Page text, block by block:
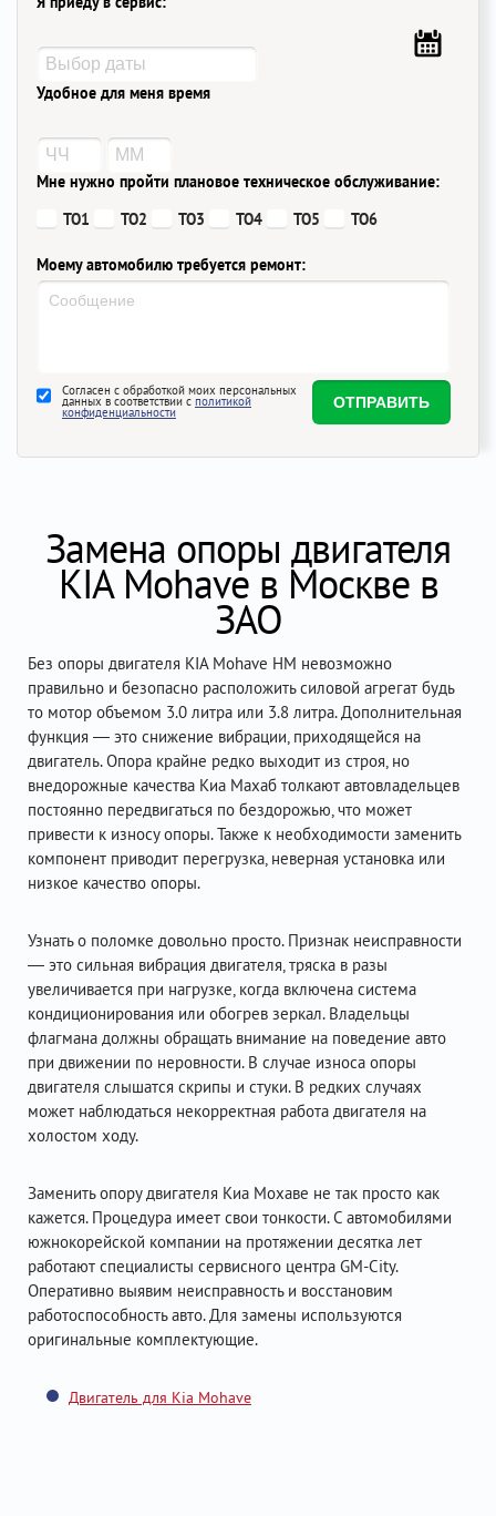
Удобное для меня время
Мне нужно пройти плановое техническое обслуживание:
ТО1
ТО2 ТО3 ТО4 ТО5 ТО6
Моему автомобилю требуется ремонт:
Согласен с обработкой моих персональных
данных в соответствии с политикой
конфиденциальности
Замена опоры двигателя
KIA Mohave в Москве в
ЗАО
Без опоры двигателя KIA Mohave HM невозможно
правильно и безопасно расположить силовой агрегат будь
то мотор объемом 3.0 литра или 3.8 литра. Дополнительная
функция — это снижение вибрации, приходящейся на
двигатель. Опора крайне редко выходит из строя, но
внедорожные качества Киа Махаб толкают автовладельцев
постоянно передвигаться по бездорожью, что может
привести к износу опоры. Также к необходимости заменить
компонент приводит перегрузка, неверная установка или
низкое качество опоры.
Узнать о поломке довольно просто. Признак неисправности
— это сильная вибрация двигателя, тряска в разы
увеличивается при нагрузке, когда включена система
кондиционирования или обогрев зеркал. Владельцы
флагмана должны обращать внимание на поведение авто
при движении по неровности. В случае износа опоры
двигателя слышатся скрипы и стуки. В редких случаях
может наблюдаться некорректная работа двигателя на
холостом ходу.
Заменить опору двигателя Киа Мохаве не так просто как
кажется. Процедура имеет свои тонкости. С автомобилями
южнокорейской компании на протяжении десятка лет
работают специалисты сервисного центра GM-City.
Оперативно выявим неисправность и восстановим
работоспособность авто. Для замены используются
оригинальные комплектующие.
Двигатель для Kia Mohave